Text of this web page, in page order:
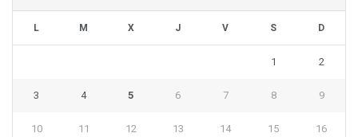
L M X J V S D
1 2
3 4 5 6 7 8 9
10 11 12 13 14 15 16